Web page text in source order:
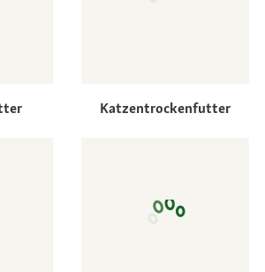
Katzentrockenfutter